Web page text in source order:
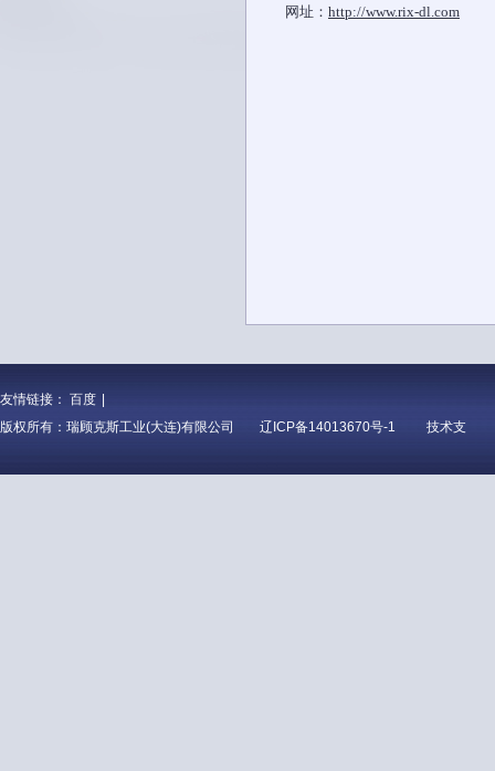
网址： http://www.rix-dl.com
友情链接： 百度
版权所有：瑞顾克斯工业(大连)有限公司
辽ICP备14013670号-1 技术支